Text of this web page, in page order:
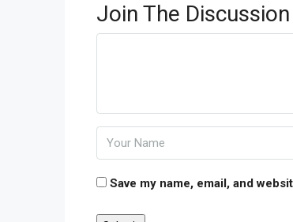
Join The Discussion
Save my name, email, and